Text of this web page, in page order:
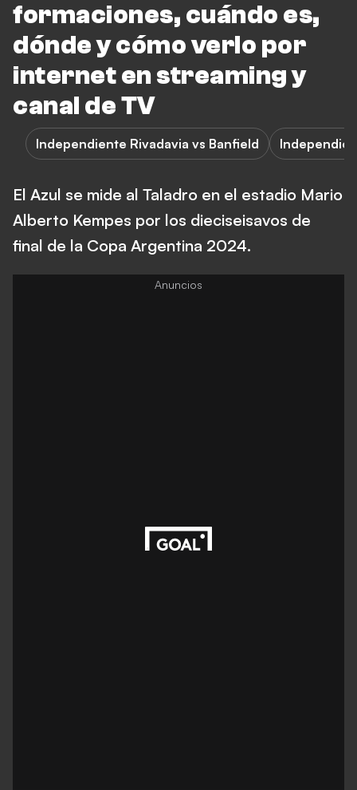
formaciones, cuándo es,
dónde y cómo verlo por
internet en streaming y
canal de TV
Independiente Rivadavia vs Banfield
El Azul se mide al Taladro en el estadio Mario
Alberto Kempes por los dieciseisavos de
final de la Copa Argentina 2024.